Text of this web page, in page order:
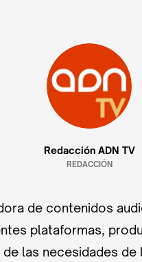
Redacción ADN TV
REDACCIÓN
de contenidos
plataformas,
las necesidades de